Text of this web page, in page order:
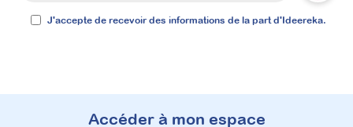
J'accepte de recevoir des informations de la part d'Ideereka.
Accéder à mon espace